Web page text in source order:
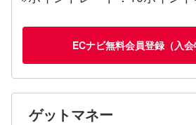
ECナビ無料会員登録（入会
ゲットマネー